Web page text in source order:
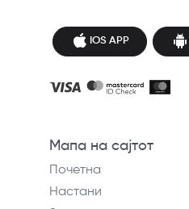
IOS APP
Мапа на сајтот
Почетна
Настани